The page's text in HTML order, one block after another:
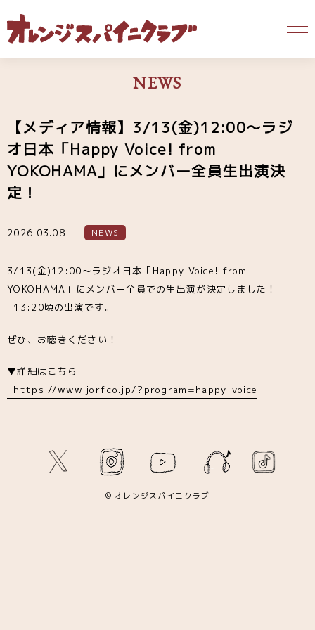
NEWS
【メディア情報】3/13(金)12:00〜ラジ
オ日本「Happy Voice! from
YOKOHAMA」にメンバー全員生出演決
定！
2026.03.08 NEWS
3/13(金)12:00〜ラジオ日本「Happy Voice! from
YOKOHAMA」にメンバー全員での生出演が決定しました！
13:20頃の出演です。
ぜひ、お聴きください！
▼詳細はこちら
https://www.jorf.co.jp/?program=happy_voice
© オレンジスパイニクラブ